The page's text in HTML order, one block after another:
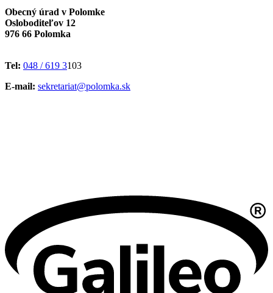
Obecný úrad v Polomke
Osloboditeľov 12
976 66 Polomka
Tel: 048 / 619 3103
E-mail: sekretariat@polomka.sk